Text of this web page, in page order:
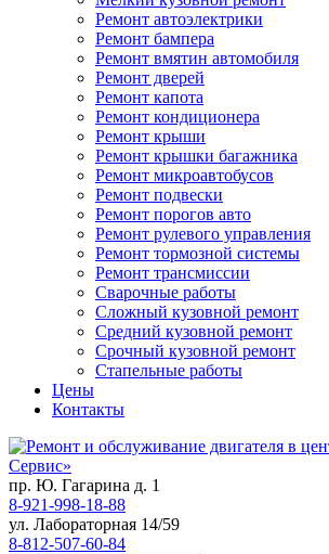
Ремонт автоэлектрики
Ремонт бампера
Ремонт вмятин автомобиля
Ремонт дверей
Ремонт капота
Ремонт кондиционера
Ремонт крыши
Ремонт крышки багажника
Ремонт микроавтобусов
Ремонт подвески
Ремонт порогов авто
Ремонт рулевого управления
Ремонт тормозной системы
Ремонт трансмиссии
Сварочные работы
Сложный кузовной ремонт
Средний кузовной ремонт
Срочный кузовной ремонт
Стапельные работы
Цены
Контакты
пр. Ю. Гагарина д. 1
8-921-998-18-88
ул. Лабораторная 14/59
8-812-507-60-84